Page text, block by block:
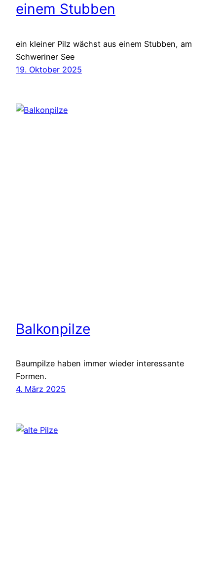
einem Stubben
ein kleiner Pilz wächst aus einem Stubben, am
Schweriner See
19. Oktober 2025
Balkonpilze
Baumpilze haben immer wieder interessante
Formen.
4. März 2025